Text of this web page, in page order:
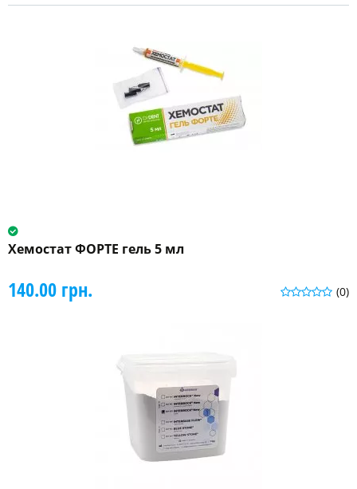
Хемостат ФОРТЕ гель 5 мл
(0)
140.00 грн.